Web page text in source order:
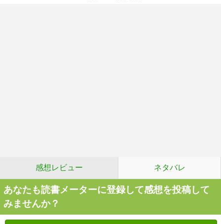
感想レビュー ネタバレ
あなたも読書メーターに登録して感想を投稿して
みませんか？